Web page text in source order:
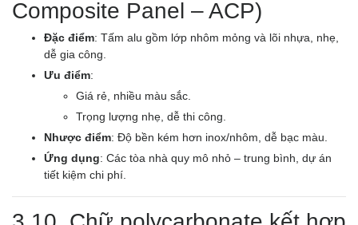
Composite Panel – ACP)
Đặc điểm: Tấm alu gồm lớp nhôm mỏng và lõi nhựa, nhẹ,
dễ gia công.
Ưu điểm:
Giá rẻ, nhiều màu sắc.
Trọng lượng nhẹ, dễ thi công.
Nhược điểm: Độ bền kém hơn inox/nhôm, dễ bạc màu.
Ứng dụng: Các tòa nhà quy mô nhỏ – trung bình, dự án
tiết kiệm chi phí.